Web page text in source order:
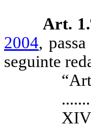
Art.
2004,
seguinte
XIV